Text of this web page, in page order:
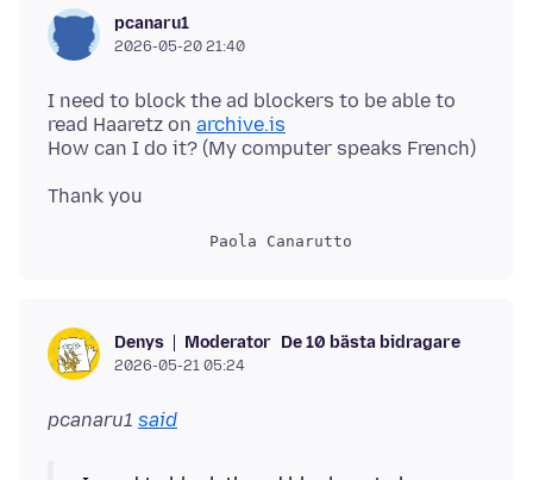
pcanaru1
2026-05-20 21:40
I need to block the ad blockers to be able to
read Haaretz on archive.is
Denys Moderator De 10 bästa bidragare
2026-05-21 05:24
pcanaru1 said